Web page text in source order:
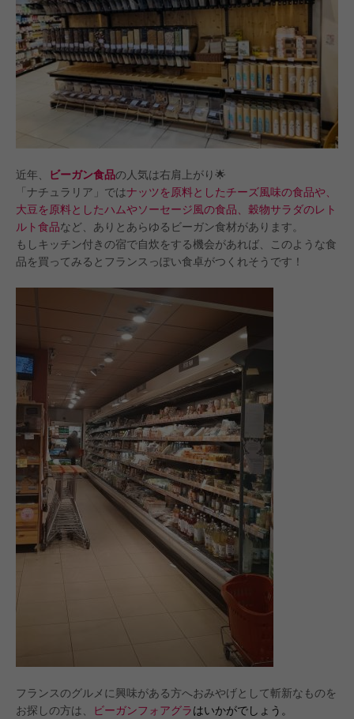
近年、 ビーガン食品の人気は右肩上がり🌟
「ナチュラリア」ではナッツを原料としたチーズ風味の食品や、
大豆を原料としたハムやソーセージ風の食品、穀物サラダのレト
ルト食品など、ありとあらゆるビーガン食材があります。
もしキッチン付きの宿で自炊をする機会があれば、このような食
品を買ってみるとフランスっぽい食卓がつくれそうです！
フランスのグルメに興味がある方へおみやげとして斬新なものを
お探しの方は、
ビーガンフォアグラはいかがでしょう。